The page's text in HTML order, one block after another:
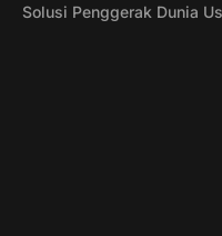
Solusi Penggerak Dunia